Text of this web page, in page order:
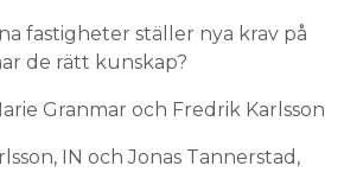
fastigheter ställer nya krav på
de rätt kunskap?
Granmar och Fredrik Karlsson
IN och Jonas Tannerstad,